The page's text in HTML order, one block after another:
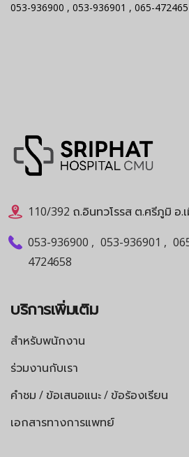
053-936900 , 053-936901 , 065-
110/392 ถ.อินทวโรรส ต.ศรีภูมิ อ.
053-936900 , 053-936901 ,
4724658
บริการเพิ่มเติม
สำหรับพนักงาน
ร่วมงานกับเรา
คำชม / ข้อเสนอแนะ / ข้อร้องเรียน
เอกสารทางการแพทย์